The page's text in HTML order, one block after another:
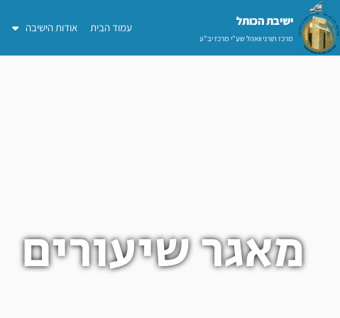
דילוג
לתוכן
ישיבת הכותל​
מרכז תורני וואהל שע"י מרכז יב"ע
עמוד הבית אודות הישיבה
מאגר שיעורים